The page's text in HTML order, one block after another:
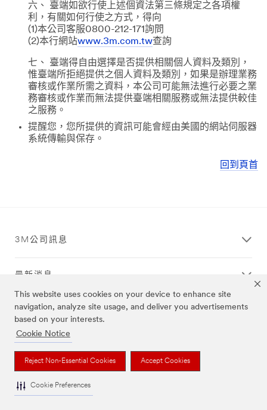
This website uses cookies on your device to enhance site
navigation, analyze site usage, and deliver you advertisements
based on your interests.
Cookie Notice
Reject Non-Essential Cookies Accept Cookies
Cookie Preferences
六、 臺端如欲行使上述個資法第三條規定之各項權
利，有關如何行使之方式，得向
(1)本公司客服0800-212-171詢問
(2)本行網站www.3m.com.tw查詢
七、 臺端得自由選擇是否提供相關個人資料及類別，
惟臺端所拒絕提供之個人資料及類別，如果是辦理業務
審核或作業所需之資料，本公司可能無法進行必要之業
務審核或作業而無法提供臺端相關服務或無法提供較佳
之服務。
提醒您，您所提供的資訊可能會經由美國的網站伺服器
系統傳輸與保存。
回到頁首
3M公司訊息
最新消息
法規
客戶服務